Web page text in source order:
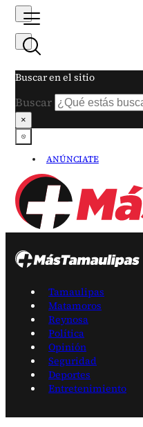
Buscar en el sitio
Buscar
×
ANÚNCIATE
Tamaulipas
Matamoros
Reynosa
Política
Opinión
Seguridad
Deportes
Entretenimiento